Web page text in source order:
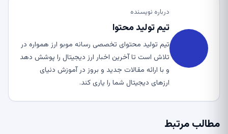
درباره نویسنده
تیم تولید محتوا
تیم تولید محتوای تخصصی رسانه موبو ارز همواره در
تلاش است تا آخرین اخبار ارز دیجیتال را پوشش دهد
و با ارائه مقالات جدید و بروز در آموزش دنیای
ارزهای دیجیتال شما را یاری کند.
مطالب مرتبط